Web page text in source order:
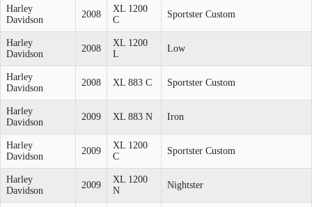
Harley
Davidson
2008
XL 1200
C
Sportster Custom
Harley
Davidson
2008
XL 1200
L
Low
Harley
Davidson
2008 XL 883 C Sportster Custom
Harley
Davidson
2009 XL 883 N Iron
Harley
Davidson
2009
XL 1200
C
Sportster Custom
Harley
Davidson
2009
XL 1200
N
Nightster